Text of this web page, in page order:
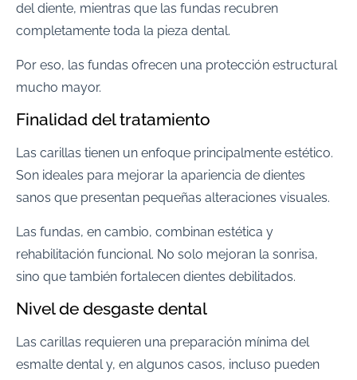
del diente, mientras que las fundas recubren
completamente toda la pieza dental.
Por eso, las fundas ofrecen una protección estructural
mucho mayor.
Finalidad del tratamiento
Las carillas tienen un enfoque principalmente estético.
Son ideales para mejorar la apariencia de dientes
sanos que presentan pequeñas alteraciones visuales.
Las fundas, en cambio, combinan estética y
rehabilitación funcional. No solo mejoran la sonrisa,
sino que también fortalecen dientes debilitados.
Nivel de desgaste dental
Las carillas requieren una preparación mínima del
esmalte dental y, en algunos casos, incluso pueden